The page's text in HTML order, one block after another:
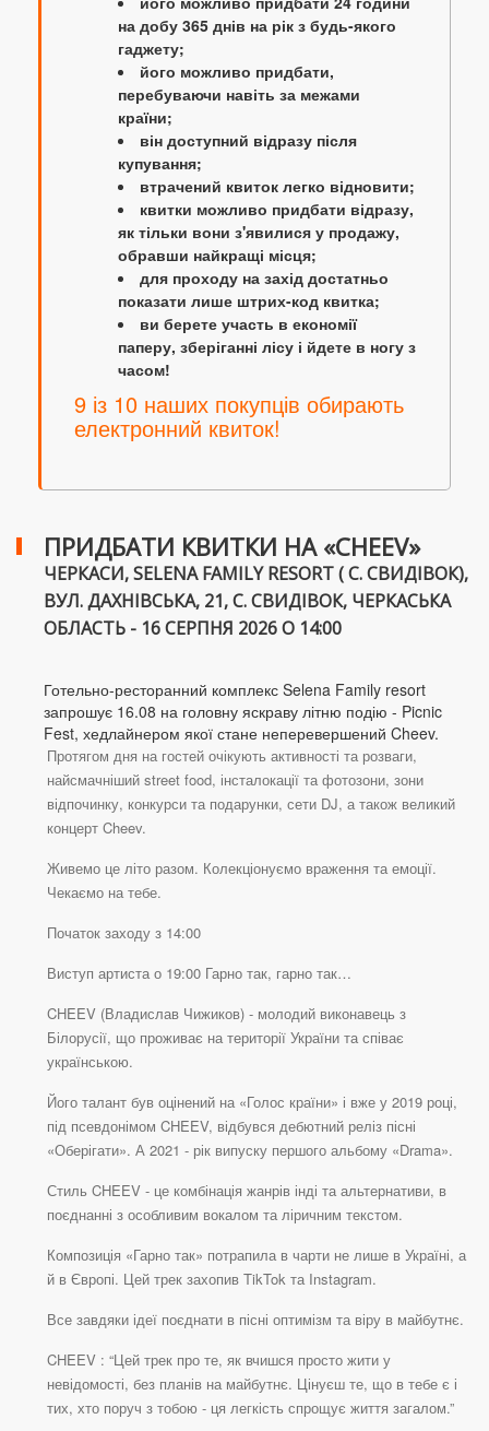
на добу 365 днів на рік з будь-якого
гаджету;
його можливо придбати,
перебуваючи навіть за межами
країни;
він доступний відразу після
купування;
втрачений квиток легко відновити;
квитки можливо придбати відразу,
як тільки вони з'явилися у продажу,
обравши найкращі місця;
для проходу на захід достатньо
показати лише штрих-код квитка;
ви берете участь в економії
паперу, зберіганні лісу і йдете в ногу з
часом!
9 із 10 наших покупців обирають
електронний квиток!
ПРИДБАТИ КВИТКИ НА «CHEEV»
ЧЕРКАСИ, SELENA FAMILY RESORT ( С. СВИДІВОК),
ВУЛ. ДАХНІВСЬКА, 21, С. СВИДІВОК, ЧЕРКАСЬКА
ОБЛАСТЬ - 16 СЕРПНЯ 2026 О 14:00
Готельно-ресторанний комплекс Selena Family resort
запрошує 16.08 на головну яскраву літню подію - Picnic
Fest, хедлайнером якої стане неперевершений Cheev.
Протягом дня на гостей очікують активності та розваги,
найсмачніший street food, інсталокації та фотозони, зони
відпочинку, конкурси та подарунки, сети DJ, а також великий
концерт Cheev.
Живемо це літо разом. Колекціонуємо враження та емоції.
Чекаємо на тебе.
Початок заходу з 14:00
Виступ артиста о 19:00 Гарно так, гарно так…
CHEEV (Владислав Чижиков) - молодий виконавець з
Білорусії, що проживає на території України та співає
українською.
Його талант був оцінений на «Голос країни» і вже у 2019 році,
під псевдонімом CHEEV, відбувся дебютний реліз пісні
«Оберігати». А 2021 - рік випуску першого альбому «Drama».
Стиль CHEEV - це комбінація жанрів інді та альтернативи, в
поєднанні з особливим вокалом та ліричним текстом.
Композиція «Гарно так» потрапила в чарти не лише в Україні, а
й в Європі. Цей трек захопив TikTok та Instagram.
Все завдяки ідеї поєднати в пісні оптимізм та віру в майбутнє.
CHEEV : “Цей трек про те, як вчишся просто жити у
невідомості, без планів на майбутнє. Цінуєш те, що в тебе є і
тих, хто поруч з тобою - ця легкість спрощує життя загалом.”